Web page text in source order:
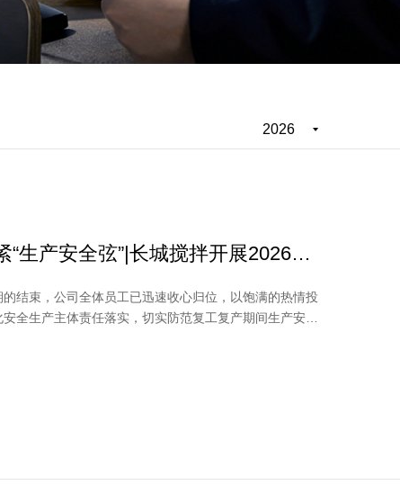
2026
“生产安全弦”|长城搅拌开展2026年
结束，公司全体员工已迅速收心归位，以饱满的热情投
全生产主体责任落实，切实防范复工复产期间生产安全